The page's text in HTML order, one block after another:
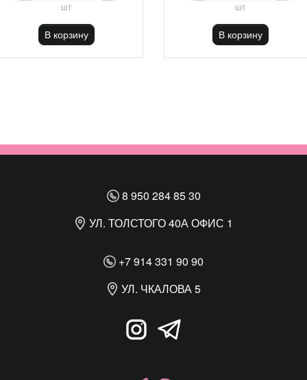
шт
В корзину
шт
В корзину
8 950 284 85 30
УЛ. ТОЛСТОГО 40А ОФИС 1
+7 914 331 90 90
УЛ. ЧКАЛОВА 5